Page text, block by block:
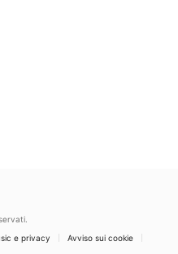
e privacy
Avviso sui cookie